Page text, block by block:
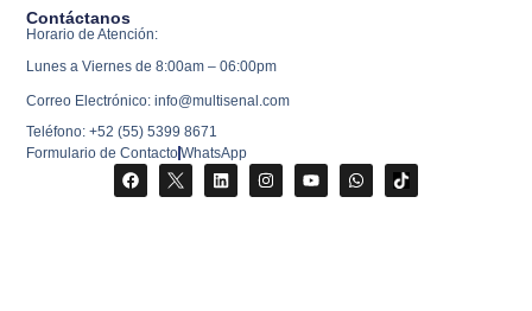
Contáctanos
Horario de Atención:
Lunes a Viernes de 8:00am – 06:00pm
Correo Electrónico: info@multisenal.com
Teléfono: +52 (55) 5399 8671
Formulario de ContactoWhatsApp